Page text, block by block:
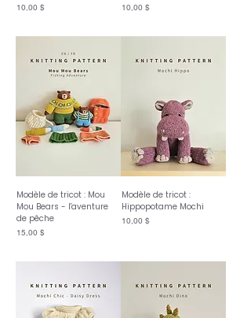
Prix
10,00 $ Prix
10,00 $
Modèle de tricot : Mou
Mou Bears - l'aventure
de pêche
Prix
15,00 $
Modèle de tricot :
Hippopotame Mochi
Prix
10,00 $